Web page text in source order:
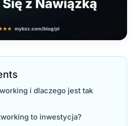
i dlaczego jest tak
to inwestycja?